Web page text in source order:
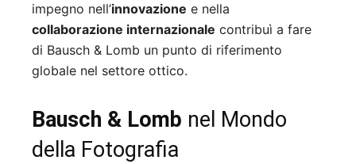
impegno nell’innovazione e nella
collaborazione internazionale contribuì a fare
di Bausch & Lomb un punto di riferimento
globale nel settore ottico.
Bausch & Lomb nel Mondo
della Fotografia